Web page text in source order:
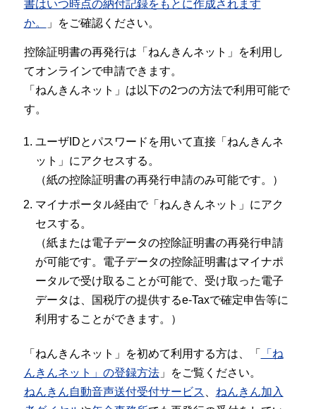
書はいつ時点の納付記録をもとに作成されます
か。
」をご確認ください。
控除証明書の再発行は「ねんきんネット」を利用し
てオンラインで申請できます。
「ねんきんネット」は以下の2つの方法で利用可能で
す。
ユーザIDとパスワードを用いて直接「ねんきんネ
ット」にアクセスする。
（紙の控除証明書の再発行申請のみ可能です。）
マイナポータル経由で「ねんきんネット」にアク
セスする。
（紙または電子データの控除証明書の再発行申請
が可能です。電子データの控除証明書はマイナポ
ータルで受け取ることが可能で、受け取った電子
データは、国税庁の提供するe-Taxで確定申告等に
利用することができます。）
「ねんきんネット」を初めて利用する方は、「
「ね
んきんネット」の登録方法」をご覧ください。
ねんきん自動音声送付受付サービス
ねんきん加入